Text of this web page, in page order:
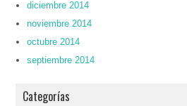
diciembre 2014
noviembre 2014
octubre 2014
septiembre 2014
Categorías